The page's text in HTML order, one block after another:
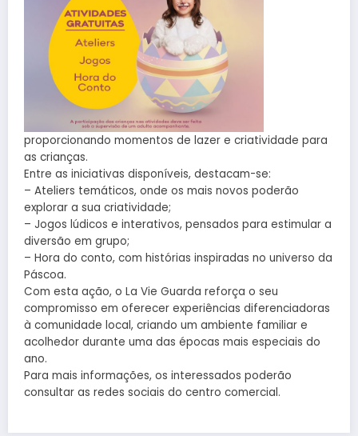
proporcionando momentos de lazer e criatividade para
as crianças.
Entre as iniciativas disponíveis, destacam-se:
– Ateliers temáticos, onde os mais novos poderão
explorar a sua criatividade;
– Jogos lúdicos e interativos, pensados para estimular a
diversão em grupo;
– Hora do conto, com histórias inspiradas no universo da
Páscoa.
Com esta ação, o La Vie Guarda reforça o seu
compromisso em oferecer experiências diferenciadoras
à comunidade local, criando um ambiente familiar e
acolhedor durante uma das épocas mais especiais do
ano.
Para mais informações, os interessados poderão
consultar as redes sociais do centro comercial.